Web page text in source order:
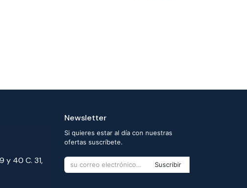
y 40 C. 31,
Newsletter
Si quieres estar al día con nuestras
ofertas suscríbete.
Suscribir